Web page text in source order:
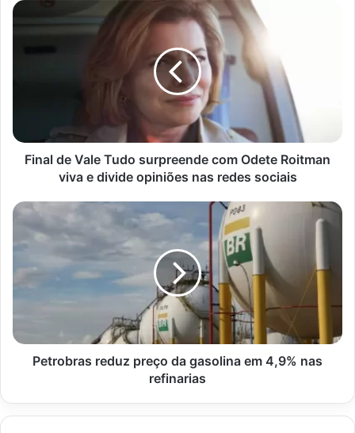
Final
viva
nas
sociais
Final de Vale Tudo surpreende com Odete Roitman
viva e divide opiniões nas redes sociais
Petrobras
preço
gasolina
refinarias
Petrobras reduz preço da gasolina em 4,9% nas
refinarias